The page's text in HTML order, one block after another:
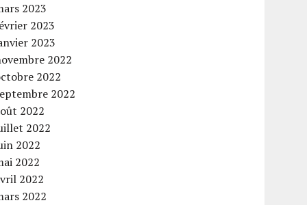
2023
2023
2023
2022
2022
2022
2022
2022
2022
2022
2022
2022